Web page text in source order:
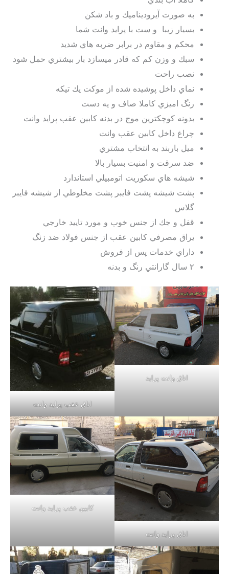
به صورت آيروديناميك و باد شكن
بسيار زيبا و ست با پرايد وانت شما
محكم و مقاوم در برابر ضربه هاي شديد
سبك و وزن كم كه قادر ميسازد بار بيشتري حمل شود
نصب راحت
نماي داخل پوشيده شده از موكت يك تيكه
رنگ اميزي كاملا صاف و يه دست
بدونه كوچكترين موج در بدنه كابين عقب پرايد وانت
چراغ داخل كابين عقب وانت
ميل باربند به انتخاب مشتري
ضد سرقت و امنيت بسيار بالا
شيشه هاي سكوريت اتومبيلي استاندارد
پشت شيشه پشت فايبر پشت مخلوطي از شيشه فايبر
گلاس
قفل و جك از جنس خوب و مورد تاييد خارجي
يراق مصرفي كابين عقب از جنس فولاد ضد زنگ
داراي خدمات پس از فروش
٢ سال گارانتي رنگ و بدنه
اتاق وانت پرايد
اتاق عقب پراید وانت
اتاق پرايد وانت
كابين عقب پرايد وانت